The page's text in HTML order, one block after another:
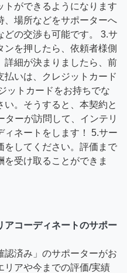
トができるようになります
、場所などをサポーターへ
どの交渉も可能です。 3.サ
を押したら、依頼者様側
詳細が決まりましたら、前
いは、クレジットカード
ットカードをお持ちでな
。そうすると、本契約と
ターが訪問して、インテリ
ィネートをします！ 5.サー
をしてください。評価まで
受け取ることができま
アコーディネートのサポー
認済み」のサポーターがお
リアや今までの評価/実績